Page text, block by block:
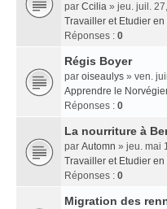
par Ccilia » jeu. juil.
Travailler et Etudier en
Réponses : 0
Régis Boyer
par oiseaulys » ven.
Apprendre le
Réponses : 0
La nourriture à
par Automn » jeu. mai
Travailler et Etudier en
Réponses : 0
Migration des